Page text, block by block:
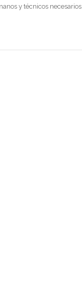
y técnicos necesarios…